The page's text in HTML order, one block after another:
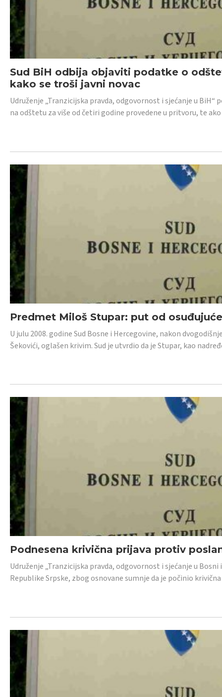
Sud BiH odbija objaviti podatke o
kako se troši javni novac
Udruženje „Tranzicijska pravda, odgovornost i sjećanje u
na odštetu za više od četiri godine provedene u pritvoru, te
Predmet Miloš Stupar: put od
U julu 2008. godine Sud Bosne i Hercegovine, nakon
Šekovići, oglašen krivim. Sud je utvrdio da je Stupar, kao
Podnesena krivična prijava protiv
Udruženje „Tranzicijska pravda, odgovornost i sjećanje u
Republike Srpske, zbog osnovane sumnje da je počinio